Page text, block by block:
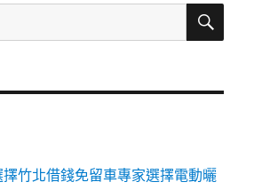
搜
竹北借錢免留車專家選擇電動曬